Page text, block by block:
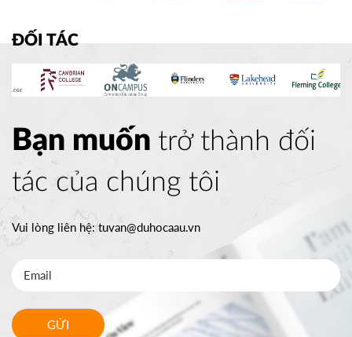
ĐỐI TÁC
Bạn muốn trở thành đối
tác của chúng tôi
Vui lòng liên hệ: tuvan@duhocaau.vn
GỬI